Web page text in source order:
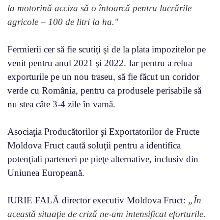
la motorină acciza să o întoarcă pentru lucrările
agricole – 100 de litri la ha."
Fermierii cer să fie scutiţi şi de la plata impozitelor pe
venit pentru anul 2021 şi 2022. Iar pentru a relua
exporturile pe un nou traseu, să fie făcut un coridor
verde cu România, pentru ca produsele perisabile să
nu stea câte 3-4 zile în vamă.
Asociaţia Producătorilor şi Exportatorilor de Fructe
Moldova Fruct caută soluţii pentru a identifica
potenţiali parteneri pe pieţe alternative, inclusiv din
Uniunea Europeană.
IURIE FALĂ director executiv Moldova Fruct: „În
această situaţie de criză ne-am intensificat eforturile.